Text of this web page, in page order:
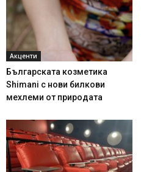
Акценти
Българската козметика
Shimani с нови билкови
мехлеми от природата